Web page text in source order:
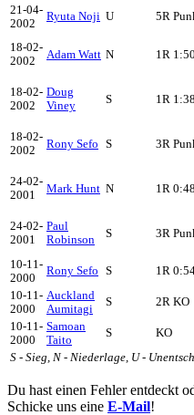
21-04-
2002
Ryuta Noji U 5R
18-02-
2002
Adam Watt N 1R
18-02-
2002
Doug
Viney
S 1R
18-02-
2002
Rony Sefo S 3R
24-02-
2001
Mark Hunt N 1R
24-02-
2001
Paul
Robinson
S 3R
10-11-
2000
Rony Sefo S 1R
10-11-
2000
Auckland
Aumitagi
S 2R KO
10-11-
2000
Samoan
Taito
S KO
S - Sieg, N - Niederlage, U -
Du hast einen Fehler entdeckt
Schicke uns eine E-Mail!